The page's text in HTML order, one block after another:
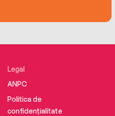
Legal
ANPC
Politica de
confidențialitate